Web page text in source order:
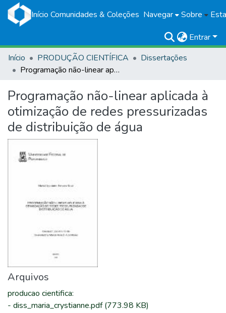
Início Comunidades & Coleções Navegar Sobre
Entrar
Início
PRODUÇÃO CIENTÍFICA
Dissertações
Programação não-linear aplicada à otimização de redes pressurizadas de distribuição de água
Programação não-linear aplicada à
otimização de redes pressurizadas
de distribuição de água
Arquivos
producao cientifica:
- diss_maria_crystianne.pdf(773.98 KB)